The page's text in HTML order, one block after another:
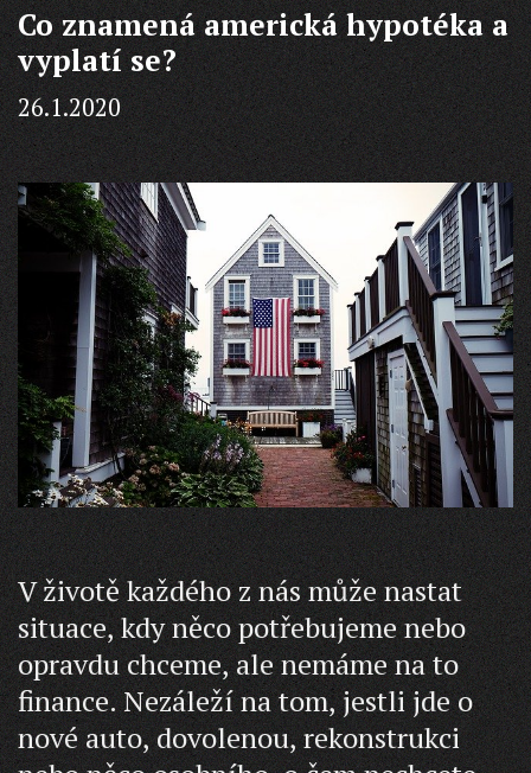
úvěr
Co znamená americká hypotéka a
vyplatí se?
26.1.2020
V životě každého z nás může nastat
situace, kdy něco potřebujeme nebo
opravdu chceme, ale nemáme na to
finance. Nezáleží na tom, jestli jde o
nové auto, dovolenou, rekonstrukci